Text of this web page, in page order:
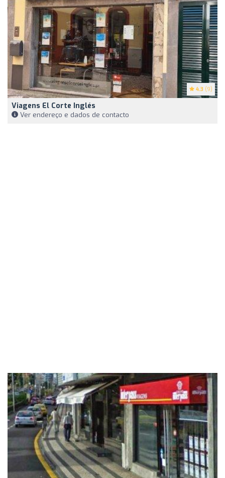
4.3 (9)
Viagens El Corte Inglés
Ver endereço e dados de contacto